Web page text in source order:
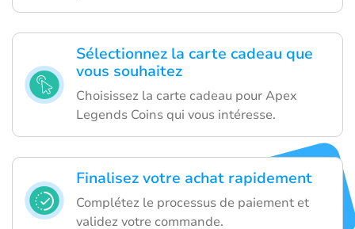
Sélectionnez la carte cadeau que
vous souhaitez
Choisissez la carte cadeau pour Apex
Legends Coins qui vous intéresse.
Finalisez votre achat rapidement
Complétez le processus de paiement et
validez votre commande.